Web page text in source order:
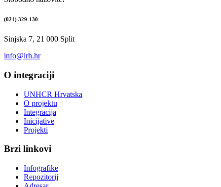
(021) 329-130
Sinjska 7, 21 000 Split
info@irh.hr
O integraciji
UNHCR Hrvatska
O projektu
Integracija
Inicijative
Projekti
Brzi linkovi
Infografike
Repozitorij